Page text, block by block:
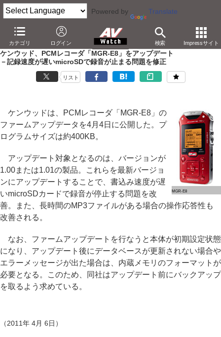
Powered by Translate
カテゴリ ログイン 検索 Impressサイト
AV Watch 製品
音楽/ボイスレコーダ
ケンウッド、PCMレコーダ「MGR-E8」をアップデート
－記録速度が遅いmicroSDで録音が止まる問題を修正
リスト
MGR-E8
ケンウッドは、PCMレコーダ「MGR-E8」の
ファームアップデータを4月4日に公開した。プ
ログラムサイズは約400KB。
アップデート対象となるのは、バージョンが
1.00または1.01の製品。これらを最新バージョ
ンにアップデートすることで、書込み速度が遅
いmicroSDカードで録音が停止する問題を改
善。また、長時間のMP3ファイルがある場合の操作応答性も
改善される。
なお、ファームアップデートを行なうと本体が初期設定状態
になり、アップデート後にデータベースが更新されない場合や
エラーメッセージが出た場合は、内蔵メモリのフォーマットが
必要となる。このため、同社はアップデート前にバックアップ
を取るよう求めている。
（2011年 4月 6日）